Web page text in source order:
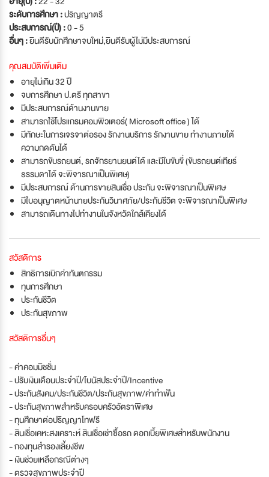
ระดับการศึกษา :ปริญญาตรี
ประสบการณ์(ปี) :0 - 5
อื่นๆ :ยินดีรับนักศึกษาจบใหม่,ยินดีรับผู้ไม่มีประสบการณ์
คุณสมบัติเพิ่มเติม
อายุไม่เกิน 32 ปี
จบการศึกษา ป.ตรี ทุกสาขา
มีประสบการณ์ด้านงานขาย
สามารถใช้โปรแกรมคอมพิวเตอร์( Microsoft office ) ได้
มีทักษะในการเจรจาต่อรอง รักงานบริการ รักงานขาย ทำงานภายใต้
ความกดดันได้
สามารถขับรถยนต์, รถจักรยานยนต์ได้ และมีใบขับขี่ (ขับรถยนต์เกียร์
ธรรมดาได้ จะพิจารณาเป็นพิเศษ)
มีประสบการณ์ ด้านการขายสินเชื่อ ประกัน จะพิจารณาเป็นพิเศษ
มีใบอนุญาตหน้านายประกันวินาศภัย/ประกันชีวิต จะพิจารณาเป็นพิเศษ
สามารถเดินทางไปทำงานในจังหวัดใกล้เคียงได้
สวัสดิการ
สิทธิการเบิกค่าทันตกรรม
ทุนการศึกษา
ประกันชีวิต
ประกันสุขภาพ
สวัสดิการอื่นๆ
- ค่าคอมมิชชั่น
- ปรับเงินเดือนประจำปี/โบนัสประจำปี/Incentive
- ประกันสังคม/ประกันชีวิต/ประกันสุขภาพ/ค่าทำฟัน
- ประกันสุขภาพสำหรับครอบครัวอัตราพิเศษ
- ทุนศึกษาต่อปริญญาโทฟรี
- สินเชื่อเคหะสงเคราะห์ สินเชื่อเช่าซื้อรถ ดอกเบี้ยพิเศษสำหรับพนักงาน
- กองทุนสำรองเลี้ยงชีพ
- เงินช่วยเหลือกรณีต่างๆ
- ตรวจสุขภาพประจำปี